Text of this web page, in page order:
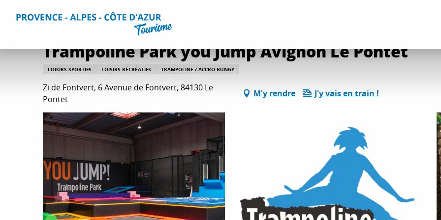
Accueil Que faire ? Détente et loisirs
Trampoline Park you Jump Avignon Le Pontet
LOISIRS SPORTIFS LOISIRS RÉCRÉATIFS TRAMPOLINE / ACCRO BUNGY
Zi de Fontvert, 6 Avenue de Fontvert, 84130 Le
Pontet
M'y rendre J'y vais en train !